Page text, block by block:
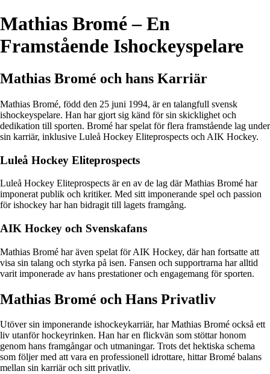
Mathias Bromé – En
Framstående Ishockeyspelare
Mathias Bromé och hans Karriär
Mathias Bromé, född den 25 juni 1994, är en talangfull svensk
ishockeyspelare. Han har gjort sig känd för sin skicklighet och
dedikation till sporten. Bromé har spelat för flera framstående lag under
sin karriär, inklusive Luleå Hockey Eliteprospects och AIK Hockey.
Luleå Hockey Eliteprospects
Luleå Hockey Eliteprospects är en av de lag där Mathias Bromé har
imponerat publik och kritiker. Med sitt imponerande spel och passion
för ishockey har han bidragit till lagets framgång.
AIK Hockey och Svenskafans
Mathias Bromé har även spelat för AIK Hockey, där han fortsatte att
visa sin talang och styrka på isen. Fansen och supportrarna har alltid
varit imponerade av hans prestationer och engagemang för sporten.
Mathias Bromé och Hans Privatliv
Utöver sin imponerande ishockeykarriär, har Mathias Bromé också ett
liv utanför hockeyrinken. Han har en flickvän som stöttar honom
genom hans framgångar och utmaningar. Trots det hektiska schema
som följer med att vara en professionell idrottare, hittar Bromé balans
mellan sin karriär och sitt privatliv.